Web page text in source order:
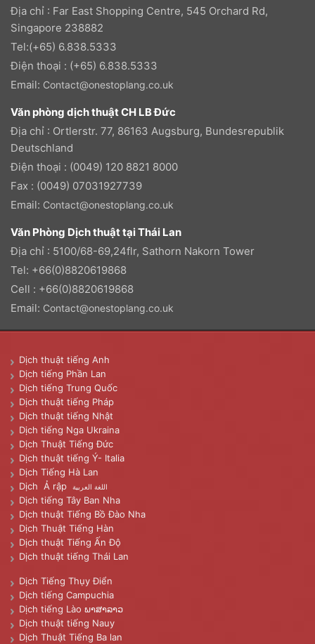
Địa chỉ : Far East Shopping Centre, 545 Orchard Rd,
Singapore 238882
Tel:(+65) 6.838.5333
Điện thoại : (+65) 6.838.5333
Email: Contact@onestoplang.co.uk
Văn phòng dịch thuật CH LB Đức
Địa chỉ : Ortlerstr. 77, 86163 Augsburg, Bundesrepublik
Deutschland
Điện thoại : (0049) 120 8821 8000
Fax : (0049) 07031927739
Email: Contact@onestoplang.co.uk
Văn Phòng Dịch thuật tại Thái Lan
Địa chỉ : 5100/68-69,24flr, Sathorn Nakorn Tower
Tel: +66(0)8820619868
Cell : +66(0)8820619868
Email: Contact@onestoplang.co.uk
Dịch thuật tiếng Anh
Dịch tiếng Phần Lan
Dịch tiếng Trung Quốc
Dịch thuật tiếng Pháp
Dịch thuật tiếng Nhật
Dịch tiếng Nga Ukraina
Dịch Thuật Tiếng Đức
Dịch thuật tiếng Ý- Italia
Dịch Tiếng Hà Lan
Dịch Ả rập
اللغة العربية
Dịch tiếng Tây Ban Nha
Dịch thuật Tiếng Bồ Đào Nha
Dịch Thuật Tiếng Hàn
Dịch thuật Tiếng Ấn Độ
Dịch thuật tiếng Thái Lan
Dịch Tiếng Thụy Điển
Dịch tiếng Campuchia
Dịch tiếng Lào ພາສາລາວ
Dịch thuật tiếng Nauy
Dịch Thuật Tiếng Ba lan